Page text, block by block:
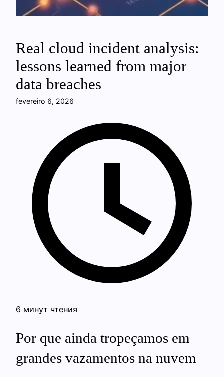
Real cloud incident analysis:
lessons learned from major
data breaches
fevereiro 6, 2026
6 минут чтения
Por que ainda tropeçamos em
grandes vazamentos na nuvem